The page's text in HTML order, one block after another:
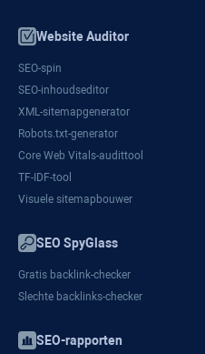
Website Auditor
SEO-spin
SEO-inhoudseditor
XML-sitemapgenerator
Robots.txt-generator
Core Web Vitals-audittool
TF-IDF-tool
Visuele sitemapbouwer
SEO SpyGlass
Gratis backlink-checker
Slechte backlinks-checker
SEO-rapporten